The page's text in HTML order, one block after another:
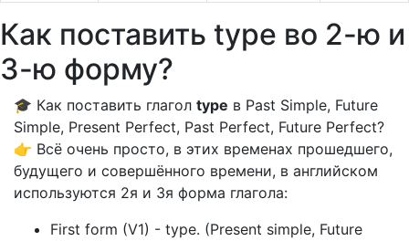
Как поставить type во 2-ю и
3-ю форму?
🎓 Как поставить глагол type в Past Simple, Future
Simple, Present Perfect, Past Perfect, Future Perfect?
👉 Всё очень просто, в этих временах прошедшего,
будущего и совершённого времени, в английском
используются 2я и 3я форма глагола:
First form (V1) - type. (Present simple, Future